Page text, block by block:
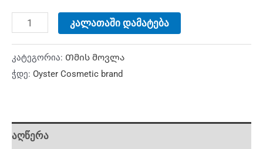
კალათაში დამატება
კატეგორია: Თმის მოვლა
ჭდე: Oyster Cosmetic brand
აღწერა